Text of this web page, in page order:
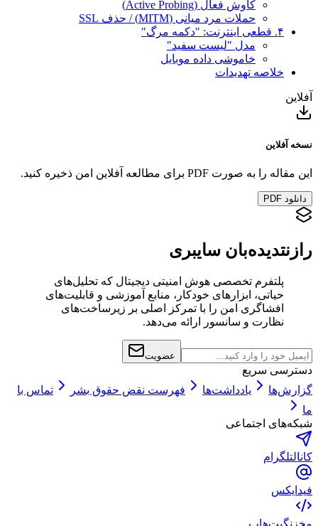
کاوش فعال (Active Probing)
حملات مرد میانی (MITM) / حذف SSL
۴. قطعی اینترنت: "دکمه مرگ"
مدل "لیست سفید"
خاموشی داده موبایل
خلاصه تهدیدات
آفلاین
نسخه آفلاین
این مقاله را به صورت PDF برای مطالعه آفلاین امن ذخیره کنید.
دانلود PDF
رازنتدیده‌بان سایبری
پلتفرم تخصصی هوش امنیتی دیجیتال که تحلیل‌های
حیاتی، ابزارهای خودکار، منابع آموزشی و قابلیت‌های
افشاگری امن را با تمرکز اصلی بر زیرساخت‌های
نظارت و سانسور ارائه می‌دهد.
عضویت
دسترسی سریع
گزارش‌ها
یادداشت‌ها فهرست نقض حقوق بشر
تماس با
ما
شبکه‌های اجتماعی
کانالتلگرام
فید ایکس
مخزنگیت‌هاب